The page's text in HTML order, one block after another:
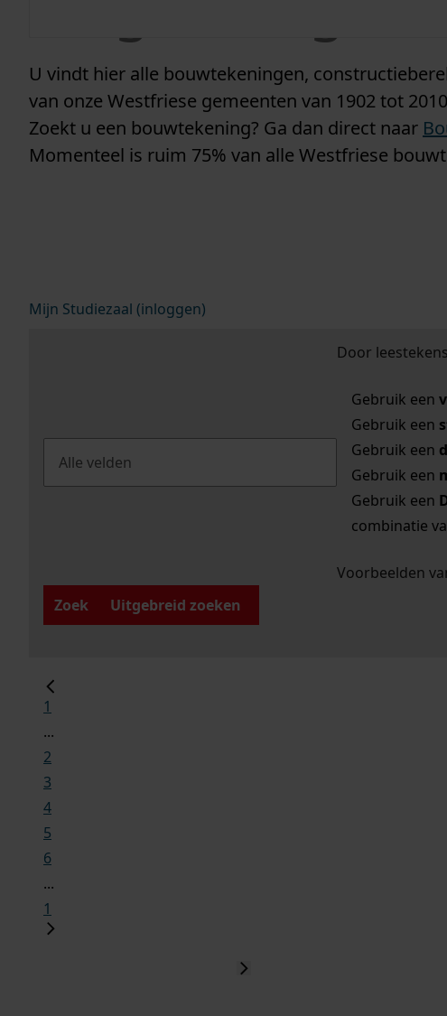
U vindt hier alle bouwtekeningen,
van onze Westfriese gemeenten van 1902 tot
Zoekt u een bouwtekening? Ga dan direct naar
Momenteel is ruim 75% van alle Westfriese
Mijn Studiezaal (inloggen)
Door
Gebruik een
Gebruik een
Gebruik een
Gebruik een
Gebruik een
combinatie
Voorbeelden
Zoek
Uitgebreid zoeken
1
...
2
3
4
5
6
...
1